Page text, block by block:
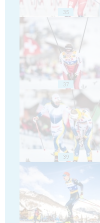
35
37
39